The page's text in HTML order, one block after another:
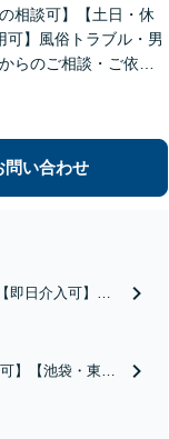
相談可】【土日・休
可】風俗トラブル・男
らのご相談・ご依頼
問い合わせ
即日介入可】
かせください。
】【池袋・東池